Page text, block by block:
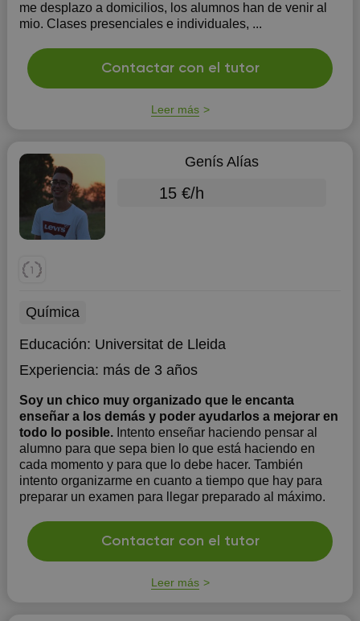
me desplazo a domicilios, los alumnos han de venir al
mio. Clases presenciales e individuales, ...
Contactar con el tutor
Leer más
Genís Alías
15 €/h
Química
Educación: Universitat de Lleida
Experiencia: más de 3 años
Soy un chico muy organizado que le encanta
enseñar a los demás y poder ayudarlos a mejorar en
todo lo posible. Intento enseñar haciendo pensar al
alumno para que sepa bien lo que está haciendo en
cada momento y para que lo debe hacer. También
intento organizarme en cuanto a tiempo que hay para
preparar un examen para llegar preparado al máximo.
Contactar con el tutor
Leer más